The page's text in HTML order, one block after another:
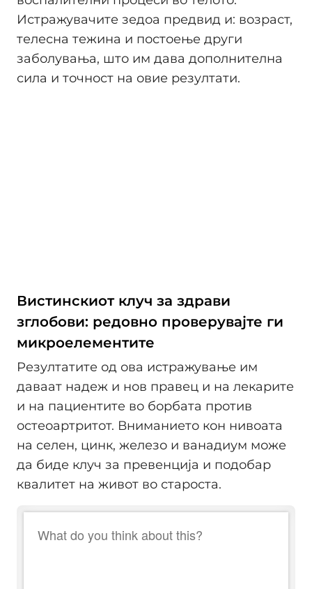
Истражувачите зедоа предвид и: возраст,
телесна тежина и постоење други
заболувања, што им дава дополнителна
сила и точност на овие резултати.
Вистинскиот клуч за здрави
зглобови: редовно проверувајте ги
микроелементите
Резултатите од ова истражување им
даваат надеж и нов правец и на лекарите
и на пациентите во борбата против
остеоартритот. Вниманието кон нивоата
на селен, цинк, железо и ванадиум може
да биде клуч за превенција и подобар
квалитет на живот во староста.